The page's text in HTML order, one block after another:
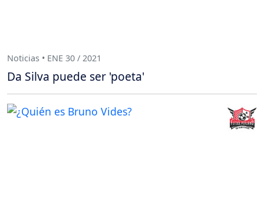
Noticias • ENE 30 / 2021
Da Silva puede ser 'poeta'